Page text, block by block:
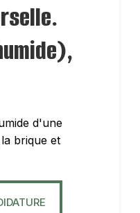
d'une
brique et